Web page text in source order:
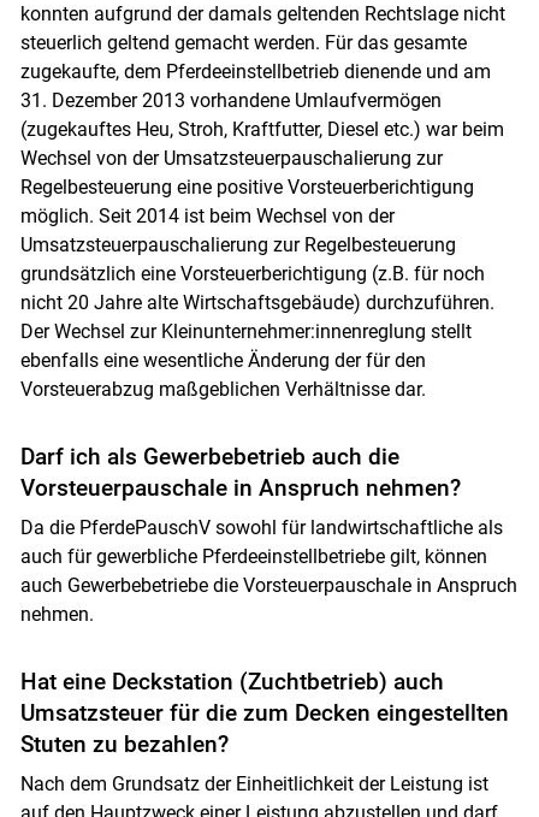
konnten aufgrund der damals geltenden Rechtslage nicht
steuerlich geltend gemacht werden. Für das gesamte
zugekaufte, dem Pferdeeinstellbetrieb dienende und am
31. Dezember 2013 vorhandene Umlaufvermögen
(zugekauftes Heu, Stroh, Kraftfutter, Diesel etc.) war beim
Wechsel von der Umsatzsteuerpauschalierung zur
Regelbesteuerung eine positive Vorsteuerberichtigung
möglich. Seit 2014 ist beim Wechsel von der
Umsatzsteuerpauschalierung zur Regelbesteuerung
grundsätzlich eine Vorsteuerberichtigung (z.B. für noch
nicht 20 Jahre alte Wirtschaftsgebäude) durchzuführen.
Der Wechsel zur Kleinunternehmer:innenreglung stellt
ebenfalls eine wesentliche Änderung der für den
Vorsteuerabzug maßgeblichen Verhältnisse dar.
Darf ich als Gewerbebetrieb auch die
Vorsteuerpauschale in Anspruch nehmen?
Da die PferdePauschV sowohl für landwirtschaftliche als
auch für gewerbliche Pferdeeinstellbetriebe gilt, können
auch Gewerbebetriebe die Vorsteuerpauschale in Anspruch
nehmen.
Hat eine Deckstation (Zuchtbetrieb) auch
Umsatzsteuer für die zum Decken eingestellten
Stuten zu bezahlen?
Nach dem Grundsatz der Einheitlichkeit der Leistung ist